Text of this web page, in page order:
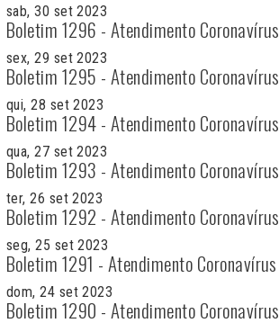
sab, 30 set 2023
Boletim 1296 - Atendimento Coronavírus
sex, 29 set 2023
Boletim 1295 - Atendimento Coronavírus
qui, 28 set 2023
Boletim 1294 - Atendimento Coronavírus
qua, 27 set 2023
Boletim 1293 - Atendimento Coronavírus
ter, 26 set 2023
Boletim 1292 - Atendimento Coronavírus
seg, 25 set 2023
Boletim 1291 - Atendimento Coronavírus
dom, 24 set 2023
Boletim 1290 - Atendimento Coronavírus